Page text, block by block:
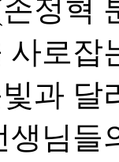
정혁
사로잡
과 달
생님들